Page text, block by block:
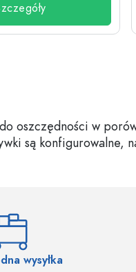
oszczędności w
są konfigurowalne,
wysyłka